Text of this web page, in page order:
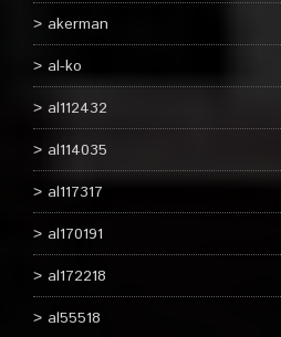
akerman
al-ko
al112432
al114035
al117317
al170191
al172218
al55518